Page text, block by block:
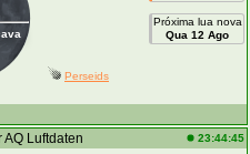
Próxima lua nova
Qua 12 Ago
Perseids
AQ Luftdaten 23:44:45